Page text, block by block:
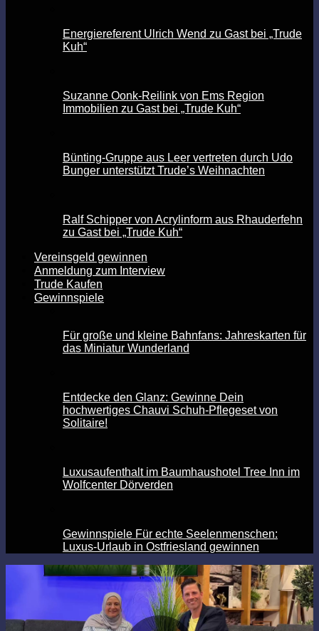
Energiereferent Ulrich Wend zu Gast bei „Trude
Kuh“
Suzanne Oonk-Reilink von Ems Region
Immobilien zu Gast bei „Trude Kuh“
Bünting-Gruppe aus Leer vertreten durch Udo
Bunger unterstützt Trude’s Weihnachten
Ralf Schipper von Acrylinform aus Rhauderfehn
zu Gast bei „Trude Kuh“
Vereinsgeld gewinnen
Anmeldung zum Interview
Trude Kaufen
Gewinnspiele
Für große und kleine Bahnfans: Jahreskarten für
das Miniatur Wunderland
Entdecke den Glanz: Gewinne Dein
hochwertiges Chauvi Schuh-Pflegeset von
Solitaire!
Luxusaufenthalt im Baumhaushotel Tree Inn im
Wolfcenter Dörverden
Gewinnspiele Für echte Seelenmenschen:
Luxus-Urlaub in Ostfriesland gewinnen